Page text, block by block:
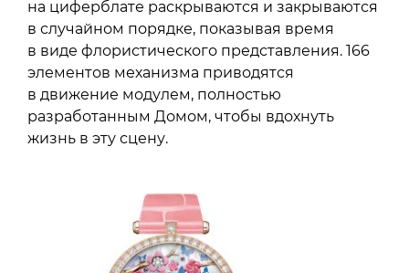
на циферблате раскрываются и закрываются
в случайном порядке, показывая время
в виде флористического представления. 166
элементов механизма приводятся
в движение модулем, полностью
разработанным Домом, чтобы вдохнуть
жизнь в эту сцену.